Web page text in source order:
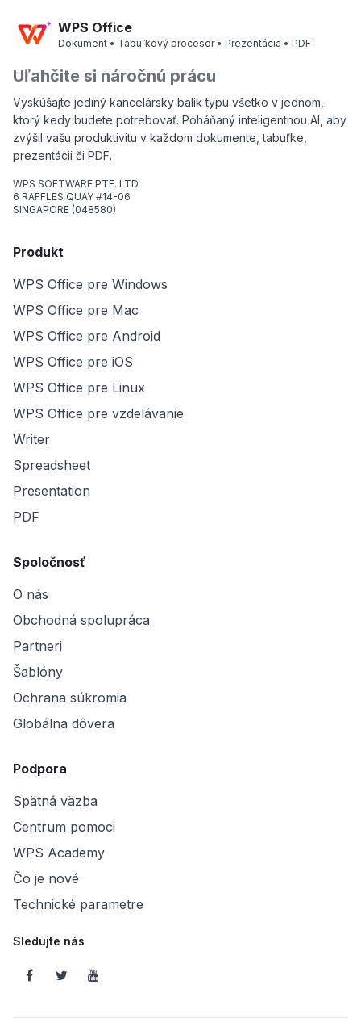
WPS Office
Dokument • Tabuľkový procesor • Prezentácia • PDF
Uľahčite si náročnú prácu
Vyskúšajte jediný kancelársky balík typu všetko v jednom,
ktorý kedy budete potrebovať. Poháňaný inteligentnou AI, aby
zvýšil vašu produktivitu v každom dokumente, tabuľke,
prezentácii či PDF.
WPS SOFTWARE PTE. LTD.
6 RAFFLES QUAY #14-06
SINGAPORE (048580)
Produkt
WPS Office pre Windows
WPS Office pre Mac
WPS Office pre Android
WPS Office pre iOS
WPS Office pre Linux
WPS Office pre vzdelávanie
Writer
Spreadsheet
Presentation
PDF
Spoločnosť
O nás
Obchodná spolupráca
Partneri
Šablóny
Ochrana súkromia
Globálna dôvera
Podpora
Spätná väzba
Centrum pomoci
WPS Academy
Čo je nové
Technické parametre
Sledujte nás